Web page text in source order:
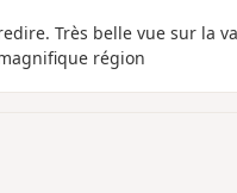
Très belle vue sur la
région